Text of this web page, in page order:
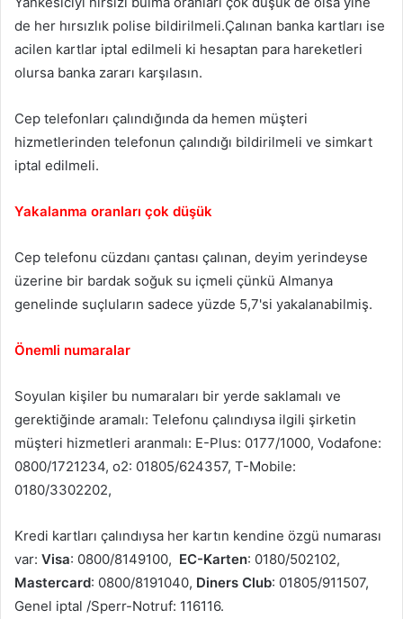
de her hırsızlık polise bildirilmeli.Çalınan banka kartları ise
acilen kartlar iptal edilmeli ki hesaptan para hareketleri
olursa banka zararı karşılasın.
Cep telefonları çalındığında da hemen müşteri
hizmetlerinden telefonun çalındığı bildirilmeli ve simkart
iptal edilmeli.
Yakalanma oranları çok düşük
Cep telefonu cüzdanı çantası çalınan, deyim yerindeyse
üzerine bir bardak soğuk su içmeli çünkü Almanya
genelinde suçluların sadece yüzde 5,7'si yakalanabilmiş.
Önemli numaralar
Soyulan kişiler bu numaraları bir yerde saklamalı ve
gerektiğinde aramalı: Telefonu çalındıysa ilgili şirketin
müşteri hizmetleri aranmalı: E-Plus: 0177/1000, Vodafone:
0800/1721234, o2: 01805/624357, T-Mobile:
0180/3302202,
Kredi kartları çalındıysa her kartın kendine özgü numarası
var: Visa: 0800/8149100, EC-Karten: 0180/502102,
Mastercard: 0800/8191040, Diners Club: 01805/911507,
Genel iptal /Sperr-Notruf: 116116.